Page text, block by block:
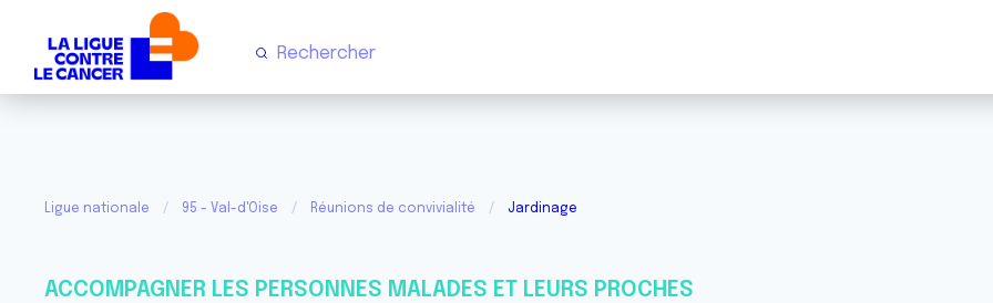
Ligue nationale 95 - Val-d'Oise Réunions de convivialité Jardinage
ACCOMPAGNER LES PERSONNES MALADES ET LEURS PROCHES